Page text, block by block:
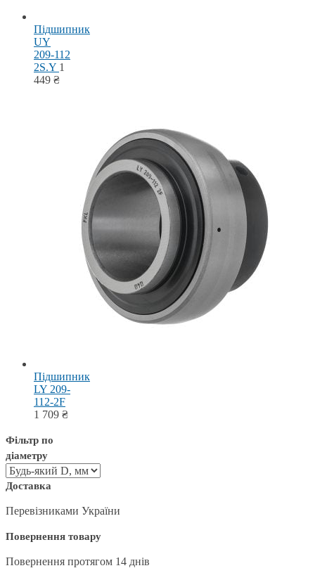
Підшипник
UY
209-112
2S.Y 1
449 ₴
Підшипник
LY 209-
112-2F
1 709 ₴
Фільтр по
діаметру
Доставка
Перевізниками України
Повернення товару
Повернення протягом 14 днів